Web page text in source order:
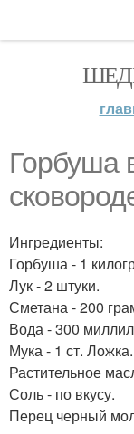
Горбуша
Ингредиенты:
Горбуша - 1
Лук - 2 штуки.
Сметана - 200
Вода - 300
Мука - 1 ст. Ложка.
Растительное
Соль - по вкусу.
Перец черный